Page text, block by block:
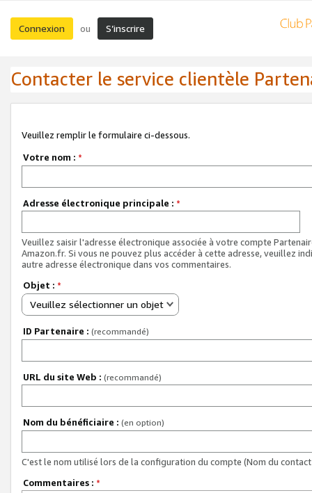
Connexion ou S’inscrire
Contacter le service clientèle
Veuillez remplir le formulaire ci-dessous.
Votre nom : *
Adresse électronique principale : *
Veuillez saisir l'adresse électronique associée à votre compte
Amazon.fr. Si vous ne pouvez plus accéder à cette adresse, veuillez
autre adresse électronique dans vos commentaires.
Objet : *
Veuillez sélectionner un objet
ID Partenaire : (recommandé)
URL du site Web : (recommandé)
Nom du bénéficiaire : (en option)
C'est le nom utilisé lors de la configuration du compte (Nom du
Commentaires : *